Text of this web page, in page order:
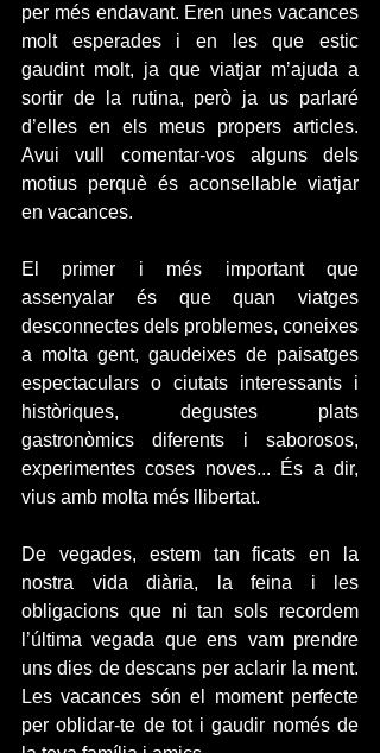
per més endavant. Eren unes vacances
molt esperades i en les que estic
gaudint molt, ja que viatjar m’ajuda a
sortir de la rutina, però ja us parlaré
d’elles en els meus propers articles.
Avui vull comentar-vos alguns dels
motius perquè és aconsellable viatjar
en vacances.
El primer i més important que
assenyalar és que quan viatges
desconnectes dels problemes, coneixes
a molta gent, gaudeixes de paisatges
espectaculars o ciutats interessants i
històriques, degustes plats
gastronòmics diferents i saborosos,
experimentes coses noves... És a dir,
vius amb molta més llibertat.
De vegades, estem tan ficats en la
nostra vida diària, la feina i les
obligacions que ni tan sols recordem
l’última vegada que ens vam prendre
uns dies de descans per aclarir la ment.
Les vacances són el moment perfecte
per oblidar-te de tot i gaudir només de